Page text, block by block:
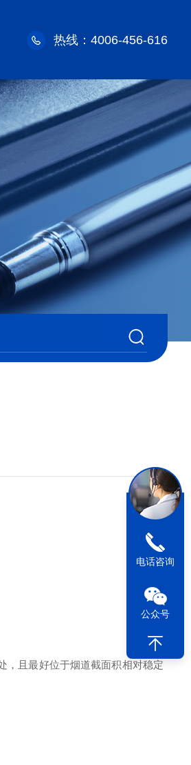
热线：4006-456-616
且最好位于烟道截面积相对稳定
电话咨询
公众号